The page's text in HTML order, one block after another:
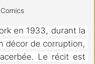
en 1933, durant la
décor de corruption,
Le récit est